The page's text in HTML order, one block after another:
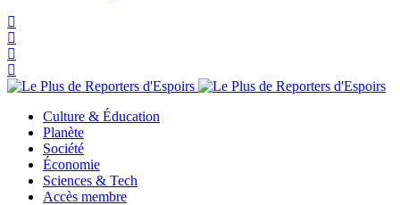
Culture & Éducation
Planète
Société
Économie
Sciences & Tech
Accès membre